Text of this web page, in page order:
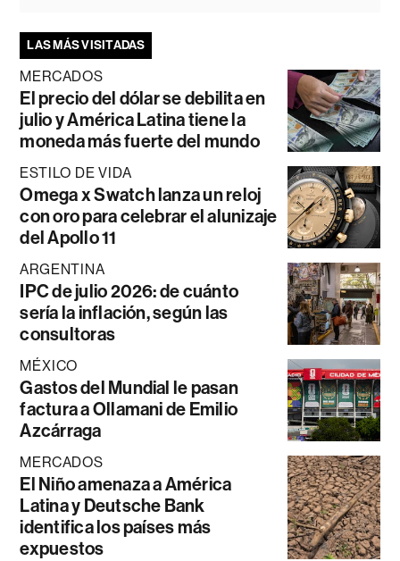
LAS MÁS VISITADAS
MERCADOS
El precio del dólar se debilita en
julio y América Latina tiene la
moneda más fuerte del mundo
ESTILO DE VIDA
Omega x Swatch lanza un reloj
con oro para celebrar el alunizaje
del Apollo 11
ARGENTINA
IPC de julio 2026: de cuánto
sería la inflación, según las
consultoras
MÉXICO
Gastos del Mundial le pasan
factura a Ollamani de Emilio
Azcárraga
MERCADOS
El Niño amenaza a América
Latina y Deutsche Bank
identifica los países más
expuestos